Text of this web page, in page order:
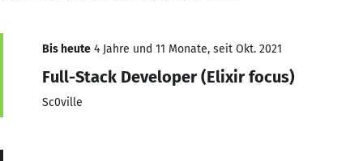
Bis heute 4 Jahre und 11 Monate, seit Okt. 2021
Full-Stack Developer (Elixir focus)
Sc0ville